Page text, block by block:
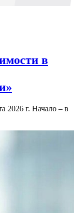
в
2026 г. Начало – в